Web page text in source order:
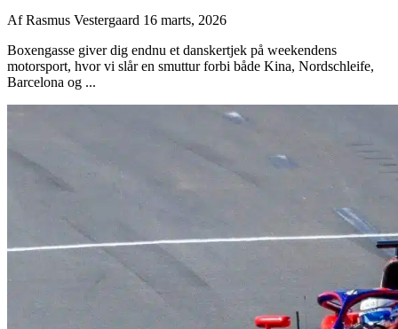
AfRasmus Vestergaard 16 marts, 2026
Boxengasse giver dig endnu et danskertjek på weekendens
motorsport, hvor vi slår en smuttur forbi både Kina, Nordschleife,
Barcelona og ...